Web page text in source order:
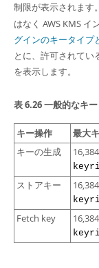
制限が表示されます
はなく AWS KMS
グインのキータイプ
とに、許可されてい
を表示します。
表 6.26 一般的なキ
キー操作 最大
キーの生成
ストアキー
Fetch key